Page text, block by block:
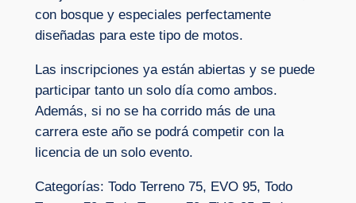
con bosque y especiales perfectamente
diseñadas para este tipo de motos.
Las inscripciones ya están abiertas y se puede
participar tanto un solo día como ambos.
Además, si no se ha corrido más de una
carrera este año se podrá competir con la
licencia de un solo evento.
Categorías: Todo Terreno 75, EVO 95, Todo